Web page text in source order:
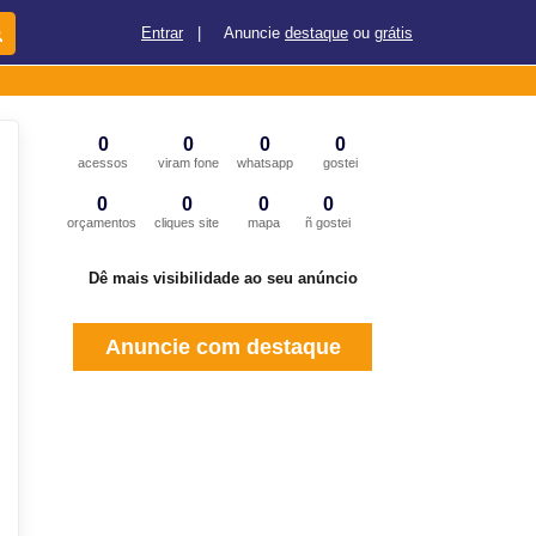
Entrar Anuncie destaque ou grátis
0
acessos
0
viram fone
0
whatsapp
0
gostei
0
orçamentos
0
cliques site
0
mapa
0
ñ gostei
Dê mais visibilidade ao seu anúncio
Anuncie com destaque